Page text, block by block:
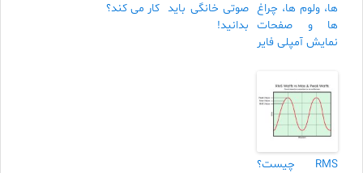
ها، ولوم ها، چراغ
ها و صفحات
نمایش آمپلی فایر
صوتی خانگی باید
بدانید!
کار می کند؟
RMS چیست؟